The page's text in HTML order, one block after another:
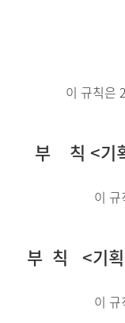
이 규칙은
부 칙 <기
이
부 칙 <기
이